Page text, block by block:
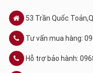
53 Trần Quốc
Tư vấn mua hàng:
Hỗ trợ bảo hành: